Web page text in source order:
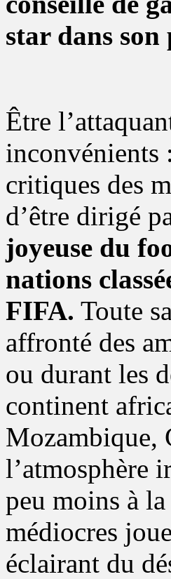
star dans son
Être
inconvénients
critiques des
d’être dirigé
joyeuse du
nations
FIFA. Toute
affronté des
ou durant les
continent
Mozambique,
l’atmosphère
peu moins à
médiocres
éclairant du